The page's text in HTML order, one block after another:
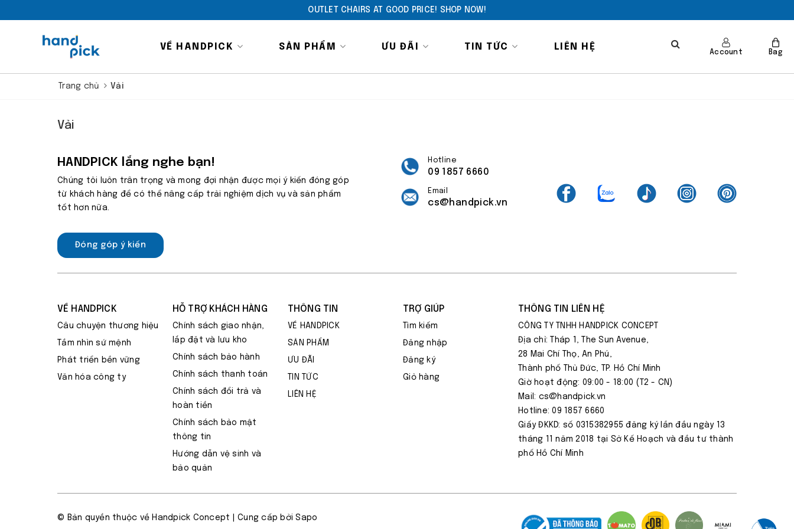
OUTLET CHAIRS AT GOOD PRICE! SHOP NOW!
VỀ HANDPICK SẢN PHẨM ƯU ĐÃI TIN TỨC LIÊN HỆ
Account Bag
Trang chủ Vải
Vải
HANDPICK lắng nghe bạn!
Chúng tôi luôn trân trọng và mong đợi nhận được mọi ý kiến đóng góp
từ khách hàng để có thể nâng cấp trải nghiệm dịch vụ và sản phẩm
tốt hơn nữa.
Đóng góp ý kiến
Hotline
09 1857 6660
Email
cs@handpick.vn
VỀ HANDPICK
Câu chuyện thương hiệu
Tầm nhìn sứ mệnh
Phát triển bền vững
Văn hóa công ty
HỖ TRỢ KHÁCH HÀNG
Chính sách giao nhận,
lắp đặt và lưu kho
Chính sách bảo hành
Chính sách thanh toán
Chính sách đổi trả và
hoàn tiền
Chính sách bảo mật
thông tin
Hướng dẫn vệ sinh và
bảo quản
THÔNG TIN
VỀ HANDPICK
SẢN PHẨM
ƯU ĐÃI
TIN TỨC
LIÊN HỆ
TRỢ GIÚP
Tìm kiếm
Đăng nhập
Đăng ký
Giỏ hàng
THÔNG TIN LIÊN HỆ
CÔNG TY TNHH HANDPICK CONCEPT
Địa chỉ: Tháp 1, The Sun Avenue,
28 Mai Chí Thọ, An Phú,
Thành phố Thủ Đức, TP. Hồ Chí Minh
Giờ hoạt động: 09:00 - 18:00 (T2 - CN)
Mail: cs@handpick.vn
Hotline: 09 1857 6660
Giấy ĐKKD: số 0315382955 đăng ký lần đầu ngày 13
tháng 11 năm 2018 tại Sở Kế Hoạch và đầu tư thành
phố Hồ Chí Minh
© Bản quyền thuộc về Handpick Concept | Cung cấp bởi Sapo